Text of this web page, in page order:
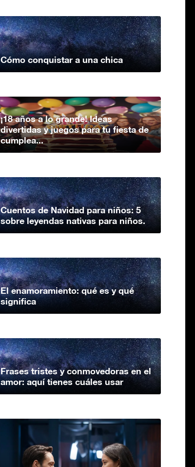
Cómo conquistar a una chica
¡18 años a lo grande! Ideas
divertidas y juegos para tu fiesta de
cumplea...
Cuentos de Navidad para niños: 5
sobre leyendas nativas para niños.
El enamoramiento: qué es y qué
significa
Frases tristes y conmovedoras en el
amor: aquí tienes cuáles usar